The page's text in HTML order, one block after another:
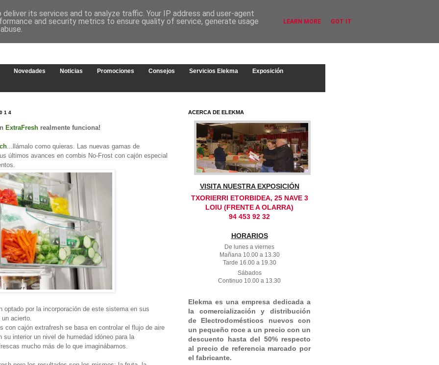
Novedades Noticias Promociones Consejos Servicios Elekma Exposición
ExtraFresh realmente funciona!
...llámalo como quieras. Las nuevas gamas de
últimos avances en combis No-Frost con cajón especial
optado por la incorporación de este sistema en sus
acierto.
con cajón extrafresh se basa en controlar el flujo de aire
interior un nivel de humedad idóneo para la
mucho más de lo que imaginábamos.
ACERCA DE ELEKMA
VISITA NUESTRA EXPOSICIÓN
TXORIERRI ETORBIDEA, 25 NAVE 3
LOIU (FRENTE A OLARRA)
94 453 92 32
HORARIOS
De lunes a viernes
Mañana 10.00 a 13.30
Tarde 16.00 a 19.30
Sábados
Continuo 10.00 a 13.30
Elekma es una empresa dedicada a
la comercialización y distribución
de Electrodomésticos nuevos con
un pequeño roce a un precio con un
descuento hasta del 50% respecto
al precio de referencia marcado por
el fabricante.
its services and to analyze traffic. Your IP address and user-agent
and security metrics to ensure quality of service, generate usage
LEARN MORE GOT IT